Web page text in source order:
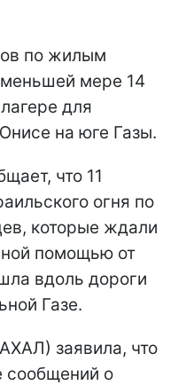
по жилым
мере 14
для
на юге Газы.
что 11
огня по
которые ждали
помощью от
вдоль дороги
Газе.
заявила, что
сообщений о